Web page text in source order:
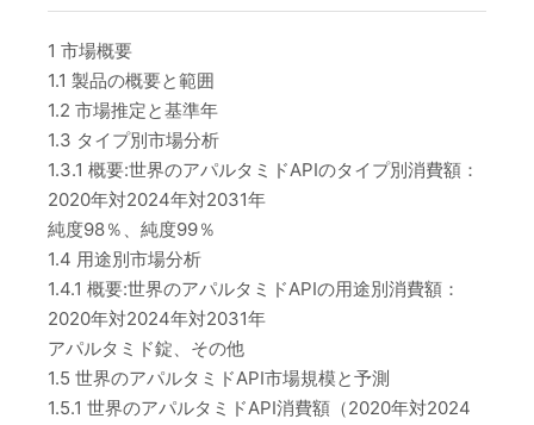
1 市場概要
1.1 製品の概要と範囲
1.2 市場推定と基準年
1.3 タイプ別市場分析
1.3.1 概要:世界のアパルタミドAPIのタイプ別消費額：
2020年対2024年対2031年
純度98％、純度99％
1.4 用途別市場分析
1.4.1 概要:世界のアパルタミドAPIの用途別消費額：
2020年対2024年対2031年
アパルタミド錠、その他
1.5 世界のアパルタミドAPI市場規模と予測
1.5.1 世界のアパルタミドAPI消費額（2020年対2024